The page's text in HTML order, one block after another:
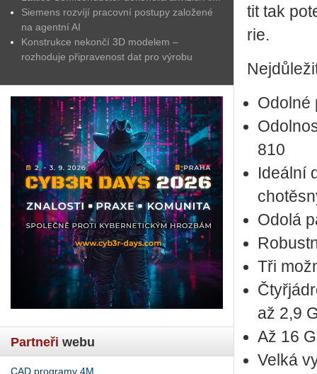
Siemens rozvíjí pracovní postupy založené
na agentní AI
Konstrukce nekončí 3D modelem –
rozhoduje připravenost dat pro výrobu
Partneři webu
CAD programy 4M
tit tak
rie.
Odol­né
810
Ide­ál­ní
Odolá
Tři
až 2,9
Až 16
Velká